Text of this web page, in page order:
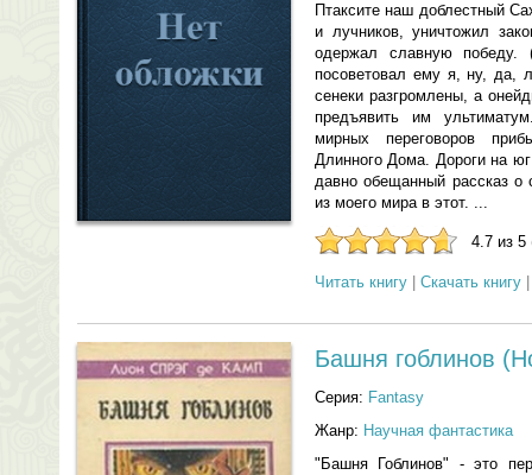
Птаксите наш доблестный
и лучников, уничтожил
одержал славную
посоветовал ему я, ну, да,
сенеки разгромлены, а
предъявить им
мирных переговоров
Длинного Дома. Дороги на
давно обещанный рассказ о
из моего мира в этот. ...
4.7 из 5
Читать книгу Скачать книгу
Башня гоблинов
Серия: Fantasy
Жанр: Научная фантастика
"Башня Гоблинов" - это